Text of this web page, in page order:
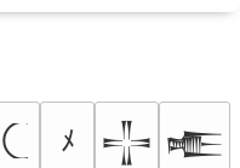
ﾒ 𒋲 𒍫